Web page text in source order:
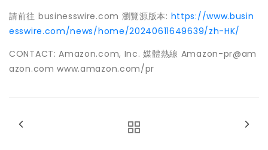
請前往 businesswire.com 瀏覽源版本: https://www.busin
esswire.com/news/home/20240611649639/zh-HK/
CONTACT: Amazon.com, Inc. 媒體熱線 Amazon-pr@am
azon.com www.amazon.com/pr